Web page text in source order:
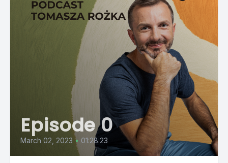
Episode 0
March 02, 2023 • 01:28:23